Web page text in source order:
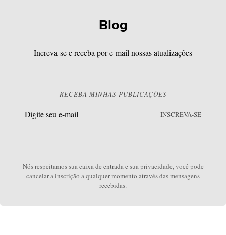
Blog
Increva-se e receba por e-mail nossas atualizações
RECEBA MINHAS PUBLICAÇÕES
INSCREVA-SE
Nós respeitamos sua caixa de entrada e sua privacidade, você pode
cancelar a inscrição a qualquer momento através das mensagens
recebidas.